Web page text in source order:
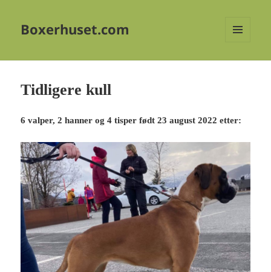
Boxerhuset.com
Tidligere kull
6 valper, 2 hanner og 4 tisper født 23 august 2022 etter: